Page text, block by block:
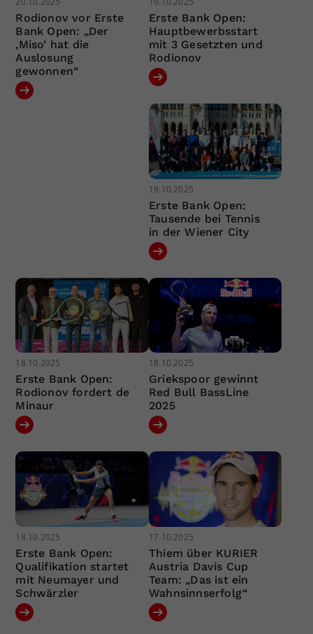
Rodionov vor Erste
Bank Open: „Der
‚Miso’ hat die
Auslosung
gewonnen“
Erste Bank Open:
Hauptbewerbsstart
mit 3 Gesetzten und
Rodionov
19.10.2025
Erste Bank Open:
Tausende bei Tennis
in der Wiener City
18.10.2025
Erste Bank Open:
Rodionov fordert de
Minaur
18.10.2025
Griekspoor gewinnt
Red Bull BassLine
2025
18.10.2025
Erste Bank Open:
Qualifikation startet
mit Neumayer und
Schwärzler
17.10.2025
Thiem über KURIER
Austria Davis Cup
Team: „Das ist ein
Wahnsinnserfolg“